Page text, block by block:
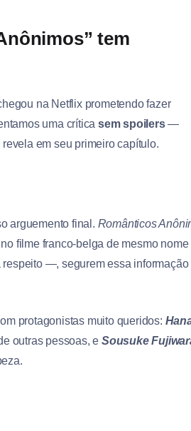
tem
na Netflix prometendo fazer
uma críticasem spoilers—
em seu primeiro capítulo.
arguemento final. Românticos
filme franco-belga de mesmo nome
—, segurem essa informação
protagonistas muito queridos:
outras pessoas, eSousuke